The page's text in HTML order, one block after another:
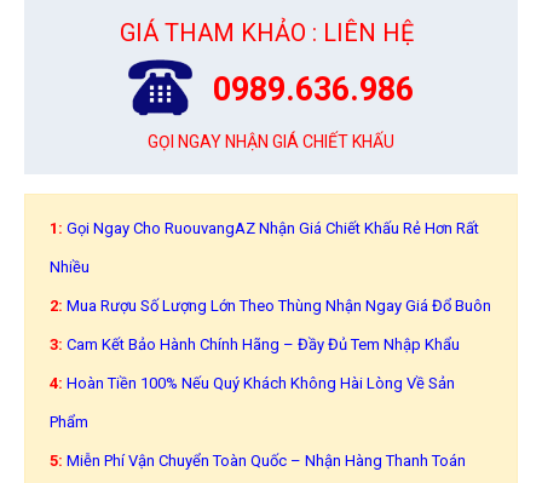
GIÁ THAM KHẢO : LIÊN HỆ
0989.636.986
GỌI NGAY NHẬN GIÁ CHIẾT KHẤU
1: Gọi Ngay Cho RuouvangAZ Nhận Giá Chiết Khấu Rẻ Hơn Rất
Nhiều
2: Mua Rượu Số Lượng Lớn Theo Thùng Nhận Ngay Giá Đổ Buôn
3: Cam Kết Bảo Hành Chính Hãng – Đầy Đủ Tem Nhập Khẩu
4: Hoàn Tiền 100% Nếu Quý Khách Không Hài Lòng Về Sản
Phẩm
5: Miễn Phí Vận Chuyển Toàn Quốc – Nhận Hàng Thanh Toán